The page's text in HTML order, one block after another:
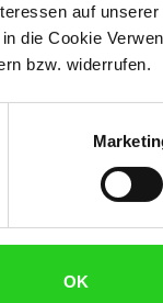
auf unserer
die Cookie
bzw. widerrufen.
OK
Downloade die